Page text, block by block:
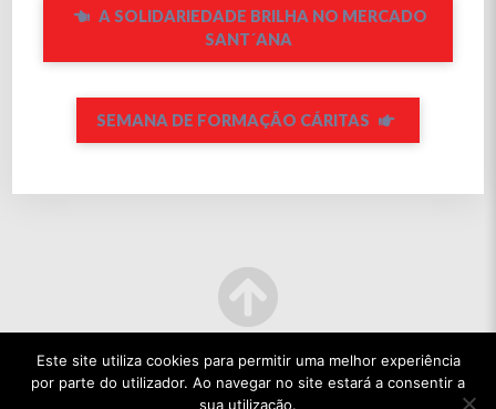
A SOLIDARIEDADE BRILHA NO MERCADO
SANT´ANA
SEMANA DE FORMAÇÃO CÁRITAS
Este site utiliza cookies para permitir uma melhor experiência
por parte do utilizador. Ao navegar no site estará a consentir a
sua utilização.